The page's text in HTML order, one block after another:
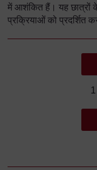
में आशंकित हैं। यह छात्रों
प्रक्रियाओं को प्रदर्शित